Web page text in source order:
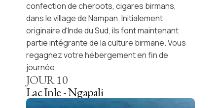
confection decheroots, cigares birmans,
dans le village de Nampan. Initialement
originaire d'Inde du Sud, ils font maintenant
partie intégrante de la culture birmane. Vous
regagnez votre hébergement en fin de
journée.
JOUR10
Lac Inle - Ngapali